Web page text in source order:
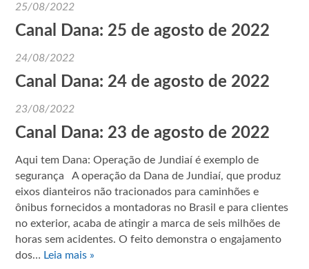
25/08/2022
Canal Dana: 25 de agosto de 2022
24/08/2022
Canal Dana: 24 de agosto de 2022
23/08/2022
Canal Dana: 23 de agosto de 2022
Aqui tem Dana: Operação de Jundiaí é exemplo de
segurança A operação da Dana de Jundiaí, que produz
eixos dianteiros não tracionados para caminhões e
ônibus fornecidos a montadoras no Brasil e para clientes
no exterior, acaba de atingir a marca de seis milhões de
horas sem acidentes. O feito demonstra o engajamento
dos… Leia mais »